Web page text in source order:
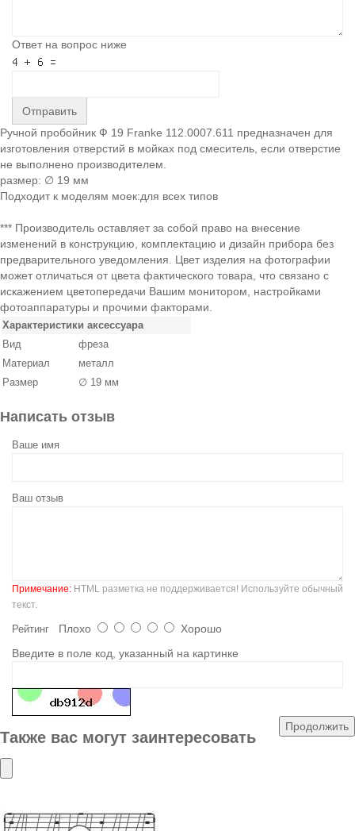
Ответ на вопрос ниже
Отправить
Ручной пробойник Ф 19 Franke 112.0007.611 предназначен для
изготовления отверстий в мойках под смеситель, если отверстие
не выполнено производителем.
размер: ∅ 19 мм
Подходит к моделям моек:для всех типов
*** Производитель оставляет за собой право на внесение
изменений в конструкцию, комплектацию и дизайн прибора без
предварительного уведомления. Цвет изделия на фотографии
может отличаться от цвета фактического товара, что связано с
искажением цветопередачи Вашим монитором, настройками
фотоаппаратуры и прочими факторами.
Характеристики аксессуара
Вид
фреза
Материал
металл
Размер
∅ 19 мм
Написать отзыв
Ваше имя
Ваш отзыв
Примечание: HTML разметка не поддерживается! Используйте обычный
текст.
Рейтинг Плохо
Хорошо
Введите в поле код, указанный на картинке
Продолжить
Также вас могут заинтересовать